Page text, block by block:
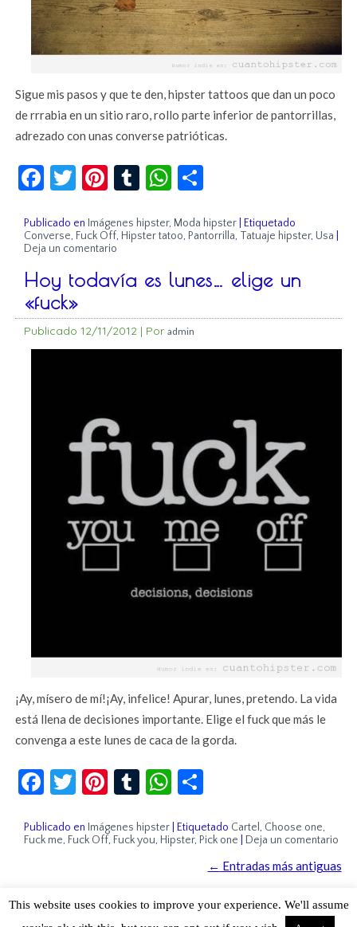
Sigue mis pasos y que te den, hipster tattoos que dan un poco
de rrrabia en un sitio raro, rollo parte inferior de pantorrillas,
adrezado con unas converse patrióticas.
Facebook
Twitter
Pinterest
TumblrWhatsApp
Publicado en Imágenes hipster, Moda hipster
Etiquetado
Converse, Fuck Off, Hipster tatoo, Pantorrilla, Tatuaje hipster, Usa
Deja un comentario
Hoy todavía es lunes… elige un
«fuck»
Publicado 12/11/2012 | Por admin
¡Ay, mísero de mí!¡Ay, infelice! Apurar, lunes, pretendo. La vida
está llena de decisiones importante. Elige el fuck que más le
convenga a este lunes de caca de la gorda.
Facebook
Twitter
Pinterest
TumblrWhatsApp
Publicado en Imágenes hipster Etiquetado Cartel , Choose one,
Fuck me, Fuck Off, Fuck you, Hipster, Pick one Deja un comentario
← Entradas más antiguas
Sobre Cuánto Hipster | Aviso legal |Contacto
This website uses cookies to improve your experience. We'll assume